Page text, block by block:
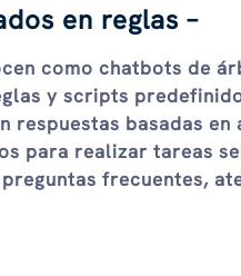
​​en reglas –
como chatbots de
y scripts
respuestas basadas
para realizar tareas
frecuentes,